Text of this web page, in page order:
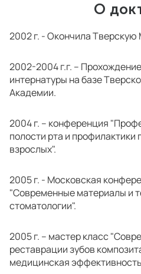
О
2002 г. - Окончила
2002-2004 г.г. –
интернатуры на базе
Академии.
2004 г. – конференция
полости рта и профилактики
взрослых".
2005 г. - Московская
"Современные материалы и
стоматологии".
2005 г. – мастер класс
реставрации зубов
медицинская